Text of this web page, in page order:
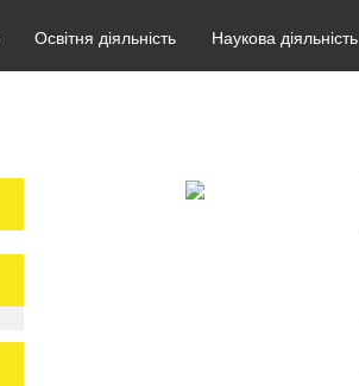
Освітня діяльність Наукова діяльність